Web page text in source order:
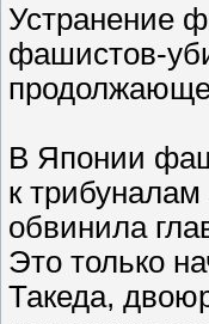
Устранение
фашистов-
В Японии
к
обвинила
Это только
Такеда,